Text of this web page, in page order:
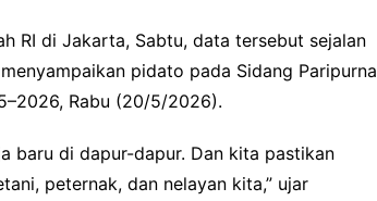
RI di Jakarta, Sabtu, data tersebut sejalan
pidato pada Sidang Paripurna
Rabu (20/5/2026).
baru di dapur-dapur. Dan kita pastikan
peternak, dan nelayan kita,” ujar